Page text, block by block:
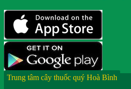
Trung tâm cây thuốc quý Hoà Bình